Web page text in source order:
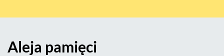
Aleja pamięci